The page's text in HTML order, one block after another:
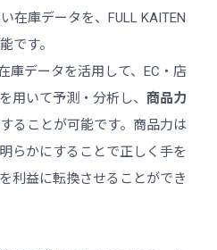
在庫データを、FULL KAITEN
です。
庫データを活用して、EC・店
用いて予測・分析し、 商品力
することが可能です。商品力は
らかにすることで正しく手を
利益に転換させることができ